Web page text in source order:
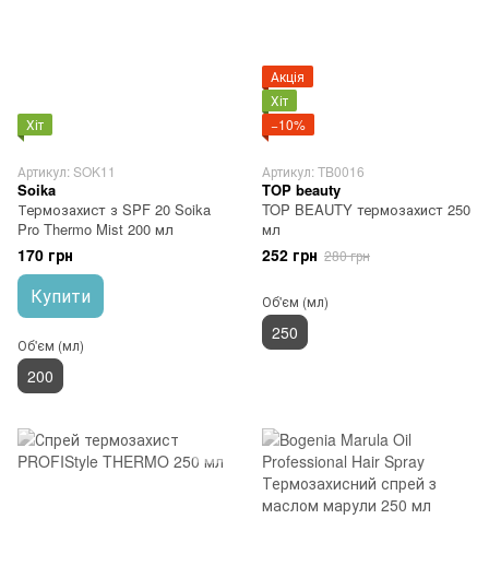
Хіт
Артикул: SOK11
Soika
Термозахист з SPF 20 Soika
Pro Thermo Mist 200 мл
170 грн
Купити
Об'єм (мл)
200
Акція
Хіт
−10%
Артикул: TB0016
TOP beauty
TOP BEAUTY термозахист 250
мл
252 грн 280 грн
Об'єм (мл)
250